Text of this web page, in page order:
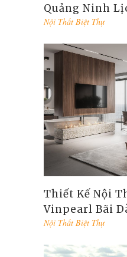
Quảng Ninh
Nội Thất Biệt Thự
Thiết Kế Nội
Vinpearl Bãi
Nội Thất Biệt Thự